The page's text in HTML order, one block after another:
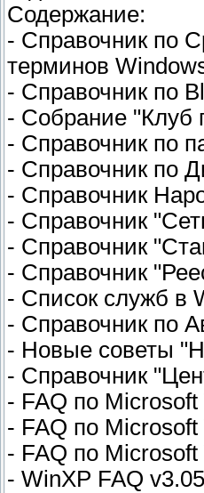
Содержание:
- Справочник по
терминов
- Справочник по
- Собрание "Клуб
- Справочник по
- Справочник по
- Справочник
- Справочник
- Справочник
- Справочник
- Список служб в
- Справочник по
- Новые советы
- Справочник
- FAQ по
- FAQ по
- FAQ по
- WinXP FAQ v3.05